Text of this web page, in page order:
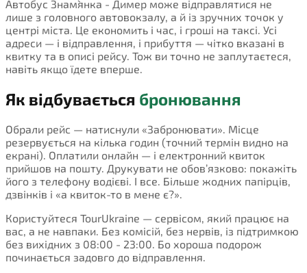
Автобус Знам`янка - Димер може відправлятися не
лише з головного автовокзалу, а й із зручних точок у
центрі міста. Це економить і час, і гроші на таксі. Усі
адреси — і відправлення, і прибуття — чітко вказані в
квитку та в описі рейсу. Тож ви точно не заплутаєтеся,
навіть якщо їдете вперше.
Як відбувається бронювання
Обрали рейс — натиснули «Забронювати». Місце
резервується на кілька годин (точний термін видно на
екрані). Оплатили онлайн — і електронний квиток
прийшов на пошту. Друкувати не обов’язково: покажіть
його з телефону водієві. І все. Більше жодних папірців,
дзвінків і «а квиток-то в мене є?».
Користуйтеся TourUkraine — сервісом, який працює на
вас, а не навпаки. Без комісій, без нервів, із підтримкою
без вихідних з 08:00 - 23:00. Бо хороша подорож
починається задовго до відправлення.